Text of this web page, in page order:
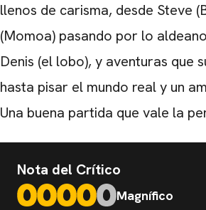
llenos de carisma, desde Steve
(Momoa) pasando por lo
Denis (el lobo), y aventuras que
hasta pisar el mundo real y un
Una buena partida que vale la
Nota del Crítico
Magnífico